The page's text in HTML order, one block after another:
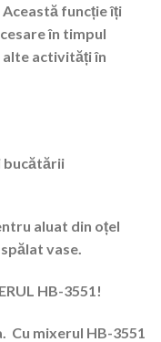
funcție îți
în timpul
alte activități în
bucătării
aluat din oțel
vase.
HB-3551!
Cu mixerul HB-3551